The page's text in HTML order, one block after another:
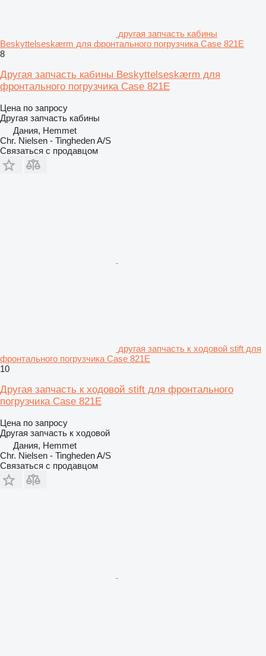
другая запчасть кабины
Beskyttelseskærm для фронтального погрузчика Case 821E
8
Другая запчасть кабины Beskyttelseskærm для
фронтального погрузчика Case 821E
Цена по запросу
Другая запчасть кабины
Дания, Hemmet
Chr. Nielsen - Tingheden A/S
Связаться с продавцом
другая запчасть к ходовой stift для
фронтального погрузчика Case 821E
10
Другая запчасть к ходовой stift для фронтального
погрузчика Case 821E
Цена по запросу
Другая запчасть к ходовой
Дания, Hemmet
Chr. Nielsen - Tingheden A/S
Связаться с продавцом